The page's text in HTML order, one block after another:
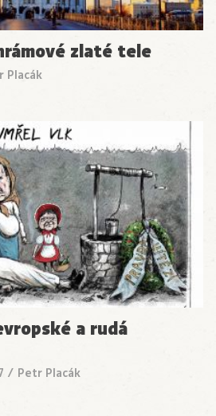
zlaté tele
Placák
a rudá
/ Petr Placák